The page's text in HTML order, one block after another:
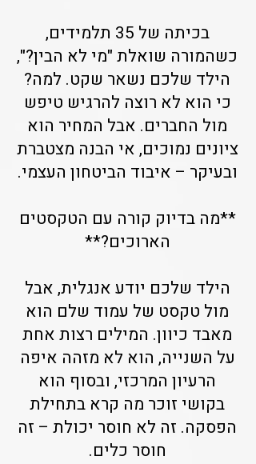
בכיתה של 35 תלמידים,
כשהמורה שואלת "מי לא הבין?",
הילד שלכם נשאר שקט. למה?
כי הוא לא רוצה להרגיש טיפש
מול החברים. אבל המחיר הוא
ציונים נמוכים, אי הבנה מצטברת
ובעיקר – איבוד הביטחון העצמי.
**מה בדיוק קורה עם הטקסטים
הארוכים?**
הילד שלכם יודע אנגלית, אבל
מול טקסט של עמוד שלם הוא
מאבד כיוון. המילים רצות אחת
על השנייה, הוא לא מזהה איפה
הרעיון המרכזי, ובסוף הוא
בקושי זוכר מה קרא בתחילת
הפסקה. זה לא חוסר יכולת – זה
חוסר כלים.